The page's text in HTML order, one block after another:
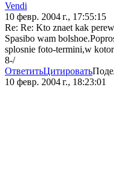
Vendi
10 февр. 2004 г., 17:55:15
Re: Re: Kto znaet kak
Spasibo wam
splosnie foto-termini,w
8-/
ОтветитьЦитировать
10 февр. 2004 г., 18:23:01